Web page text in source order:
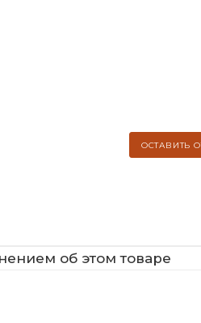
ОСТАВИТЬ
об этом товаре